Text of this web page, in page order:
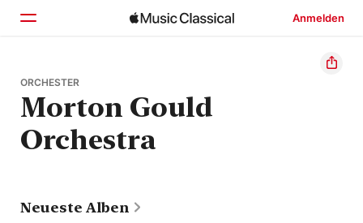
Anmelden
Startseite
Entdecken
Suchen
ORCHESTER
Morton Gould
Orchestra
Neueste Alben